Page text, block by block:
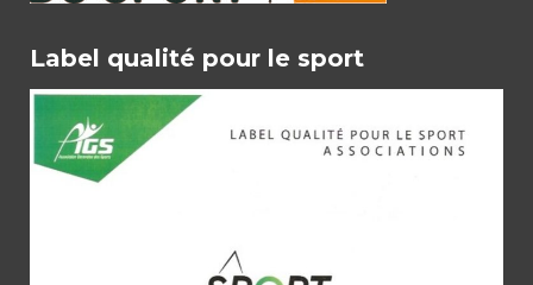
Label qualité pour le sport